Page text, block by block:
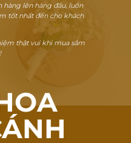
hàng lên hàng đầu, luôn
tốt nhất đến cho khách
thật vui khi mua sắm